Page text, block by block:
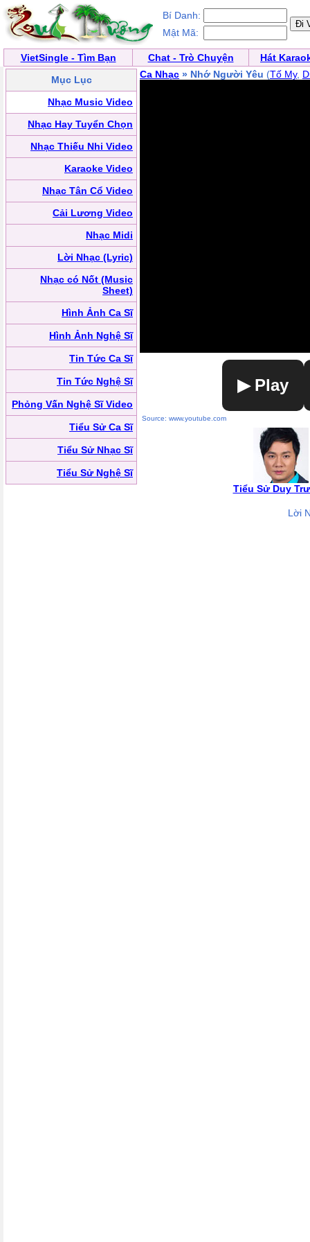
Bí Danh:
Mật Mã:
VietSingle - Tìm Bạn Chat - Trò Chuyện
Hát
Mục Lục
Nhạc Music Video
Nhạc Hay Tuyển Chọn
Nhạc Thiếu Nhi Video
Karaoke Video
Nhạc Tân Cổ Video
Cải Lương Video
Nhạc Midi
Lời Nhạc (Lyric)
Nhạc có Nốt (Music
Sheet)
Hình Ảnh Ca Sĩ
Hình Ảnh Nghệ Sĩ
Tin Tức Ca Sĩ
Tin Tức Nghệ Sĩ
Phỏng Vấn Nghệ Sĩ Video
Tiểu Sử Ca Sĩ
Tiểu Sử Nhạc Sĩ
Tiểu Sử Nghệ Sĩ
Ca Nhạc » Nhớ Người Yêu (Tố My,
▶ Play
Source: www.youtube.com
Tiểu Sử Duy
Lời